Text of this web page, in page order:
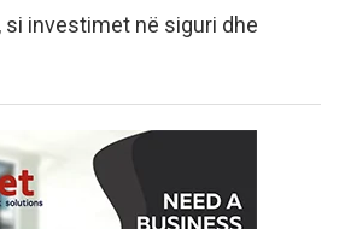
si investimet në siguri dhe